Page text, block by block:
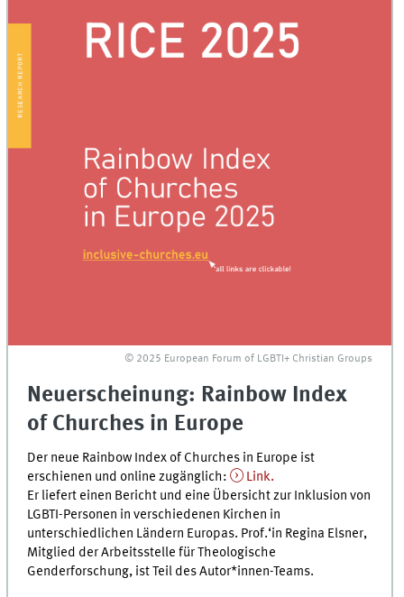
© 2025 European Forum of LGBTI+ Christian Groups
Neuerscheinung: Rainbow Index
of Churches in Europe
Der neue Rainbow Index of Churches in Europe ist
erschienen und online zugänglich:
Link.
Er liefert einen Bericht und eine Übersicht zur Inklusion von
LGBTI-Personen in verschiedenen Kirchen in
unterschiedlichen Ländern Europas. Prof.‘in Regina Elsner,
Mitglied der Arbeitsstelle für Theologische
Genderforschung, ist Teil des Autor*innen-Teams.